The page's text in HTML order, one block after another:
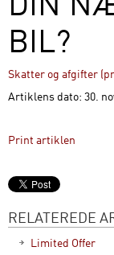
BIL?
Skatter og afgifter
Artiklens dato: 30.
Print artiklen
RELATEREDE
Limited Offer